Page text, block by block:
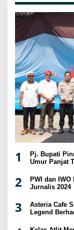
1
Pj. Bupati
Umur Panjat
2
PWI dan
Jurnalis 2024
3
Asteria Cafe
Legend